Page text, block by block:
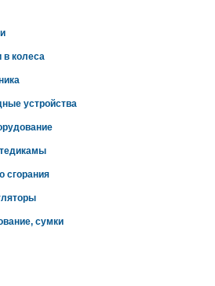
в колеса
устройства
сгорания
сумки